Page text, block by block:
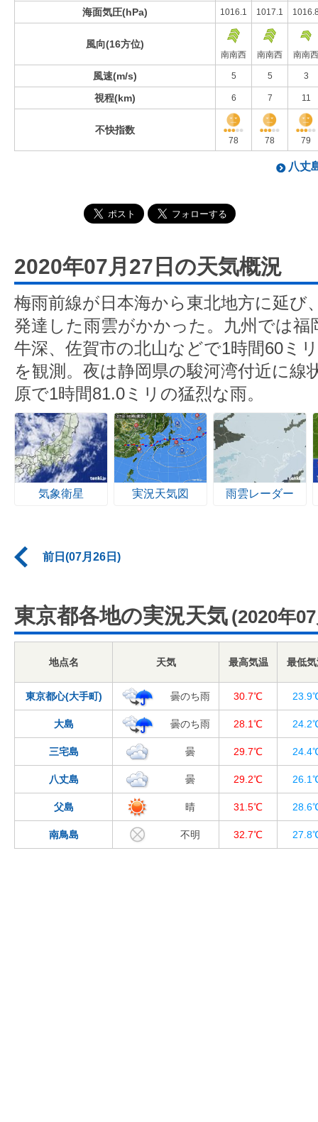
海面気圧(hPa) 1016.1 1017.1
風向(16方位)
南南西 南南西 南南西
風速(m/s) 5 5 3
視程(km) 6 7 11
不快指数
78 78 79
八丈
2020年07月27日の天気概況
梅雨前線が日本海から東北地方に延び
発達した雨雲がかかった。九州では福
牛深、佐賀市の北山などで1時間60ミ
を観測。夜は静岡県の駿河湾付近に線
原で1時間81.0ミリの猛烈な雨。
気象衛星 実況天気図 雨雲レーダー
前日(07月26日)
東京都各地の実況天気 (2020年
地点名 天気 最高気温 最低
東京都心(大手町) 曇のち雨 30.7℃
大島 曇のち雨 28.1℃
三宅島 曇 29.7℃
八丈島 曇 29.2℃
父島 晴 31.5℃
南鳥島 不明 32.7℃